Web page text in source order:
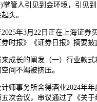
人引见到会环境，引见到
头。
年3月22日正在上海证券
时报》《证券日报》摘要披
长的阐发（一）行业款式
间不竭被挤压。
务所舍得酒业2024年年度
次会议，审议通过了《关